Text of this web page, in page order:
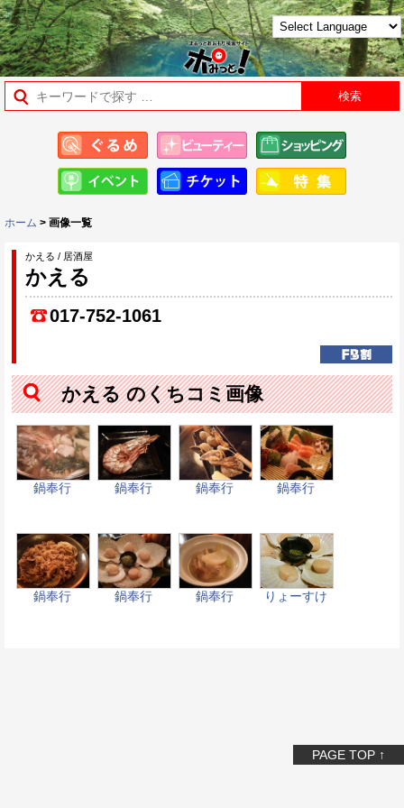
ホーム > 画像一覧
かえる / 居酒屋
かえる
017-752-1061
かえる のくちコミ画像
鍋奉行 鍋奉行 鍋奉行 鍋奉行
鍋奉行 鍋奉行 鍋奉行 りょーすけ
PAGE TOP ↑